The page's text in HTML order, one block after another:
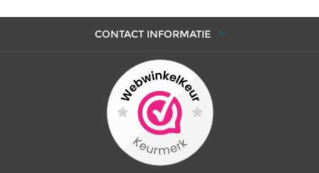
CONTACT INFORMATIE